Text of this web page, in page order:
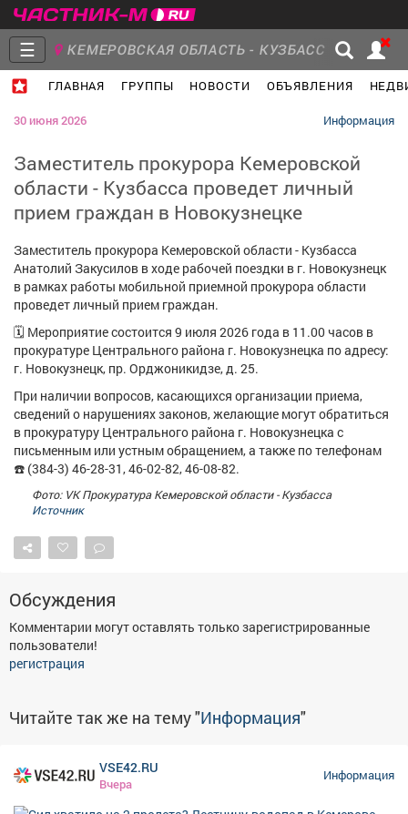
☰ КЕМЕРОВСКАЯ ОБЛАСТЬ - КУЗБАСС
ГЛАВНАЯ ГРУППЫ НОВОСТИ ОБЪЯВЛЕНИЯ
Объявления Недвижимость Услуги
Работа Транспорт
Афиша Обучение Проекты
ТВ программа Я - пенсионер
30 июня 2026 Информация
Заместитель прокурора Кемеровской
области - Кузбасса проведет личный
прием граждан в Новокузнецке
Заместитель прокурора Кемеровской области - Кузбасса
Анатолий Закусилов в ходе рабочей поездки в г. Новокузнецк
в рамках работы мобильной приемной прокурора области
проведет личный прием граждан.
🗓️ Мероприятие состоится 9 июля 2026 года в 11.00 часов в
прокуратуре Центрального района г. Новокузнецка по адресу:
г. Новокузнецк, пр. Орджоникидзе, д. 25.
При наличии вопросов, касающихся организации приема,
сведений о нарушениях законов, желающие могут обратиться
в прокуратуру Центрального района г. Новокузнецка с
письменным или устным обращением, а также по телефонам
☎️ (384-3) 46-28-31, 46-02-82, 46-08-82.
Фото: VK Прокуратура Кемеровской области - Кузбасса
Источник
Обсуждения
Комментарии могут оставлять только зарегистрированные
пользователи!
регистрация
Читайте так же на тему "Информация"
VSE42.RU
Вчера
Информация